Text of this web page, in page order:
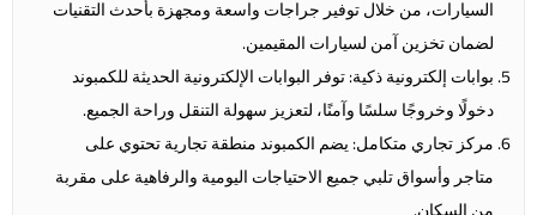
السيارات، من خلال توفير جراجات واسعة ومجهزة بأحدث التقنيات
لضمان تخزين آمن لسيارات المقيمين.
بوابات إلكترونية ذكية: توفر البوابات الإلكترونية الحديثة للكمبوند
دخولًا وخروجًا سلسًا وآمنًا، لتعزيز سهولة التنقل وراحة الجميع.
مركز تجاري متكامل: يضم الكمبوند منطقة تجارية تحتوي على
متاجر وأسواق تلبي جميع الاحتياجات اليومية والرفاهية على مقربة